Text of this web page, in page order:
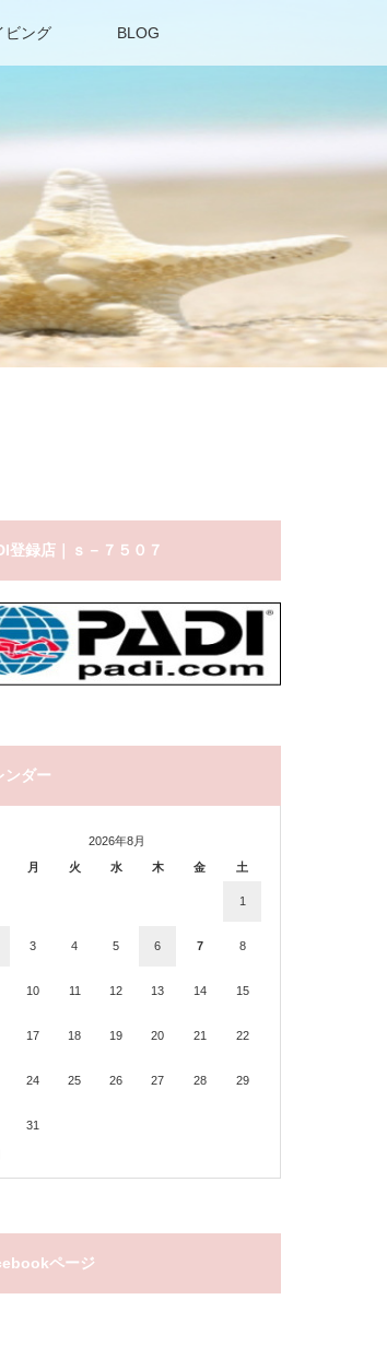
ビング BLOG
登録店｜ｓ－７５０７
ンダー
2026年8月
月 火 水 木 金 土
1
3 4 5 6 7 8
10 11 12 13 14 15
17 18 19 20 21 22
24 25 26 27 28 29
31
ページ